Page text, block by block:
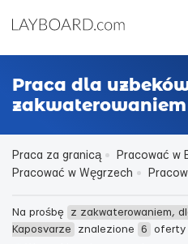
Praca dla
Praca za granicą
Pracować w
Pracować w Węgrzech
Na prośbę
z zakwaterowaniem,
Kaposvarze
znalezione 6
oferty